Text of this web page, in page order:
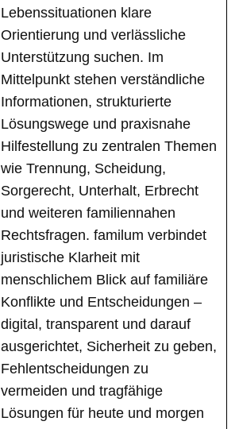
Lebenssituationen klare
Orientierung und verlässliche
Unterstützung suchen. Im
Mittelpunkt stehen verständliche
Informationen, strukturierte
Lösungswege und praxisnahe
Hilfestellung zu zentralen Themen
wie Trennung, Scheidung,
Sorgerecht, Unterhalt, Erbrecht
und weiteren familiennahen
Rechtsfragen. familum verbindet
juristische Klarheit mit
menschlichem Blick auf familiäre
Konflikte und Entscheidungen –
digital, transparent und darauf
ausgerichtet, Sicherheit zu geben,
Fehlentscheidungen zu
vermeiden und tragfähige
Lösungen für heute und morgen